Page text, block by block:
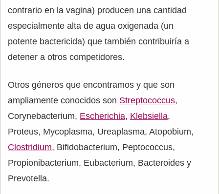
contrario en la vagina) producen una cantidad
especialmente alta de agua oxigenada (un
potente bactericida) que también contribuiría a
detener a otros competidores.
Otros géneros que encontramos y que son
ampliamente conocidos son Streptococcus,
Corynebacterium, Escherichia, Klebsiella,
Proteus, Mycoplasma, Ureaplasma, Atopobium,
Clostridium, Bifidobacterium, Peptococcus,
Propionibacterium, Eubacterium, Bacteroides y
Prevotella.